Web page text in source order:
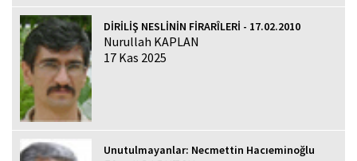
DİRİLİŞ NESLİNİN FİRARÎLERİ - 17.02.2010
Nurullah KAPLAN
17 Kas 2025
Unutulmayanlar: Necmettin Hacıeminoğlu